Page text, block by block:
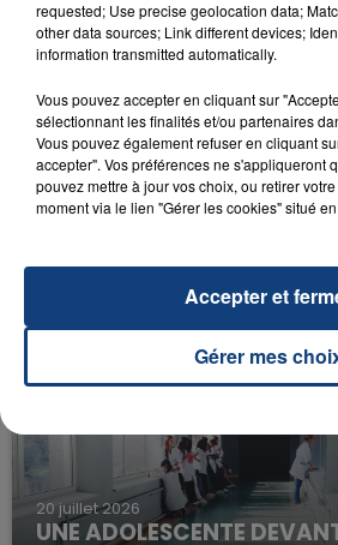
23 juillet 2026
SON BÉBÉ ENTRE LA VIE ET
Un homme s'est immolé par le
d'un liquide inflammable.
20 juillet 2026
UNE ADOLESCENTE
requested; Use precise geolocation data;
other data sources; Link different devices;
information transmitted automatically.
Vous pouvez accepter en cliquant sur
sélectionnant les finalités et/ou partenaires
Vous pouvez également refuser en cliquant
accepter". Vos préférences ne s'appliqueront
pouvez mettre à jour vos choix, ou retirer
moment via le lien "Gérer les cookies" situé
Gérer mes
Accepter et